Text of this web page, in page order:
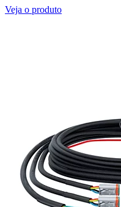
Veja o produto